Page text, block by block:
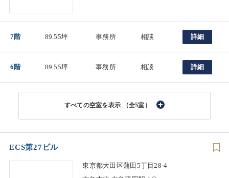
7階 89.55坪 事務所 相談 詳細
6階 89.55坪 事務所 相談 詳細
（全5室）
ECS第27ビル
東京都大田区蒲田5丁目28-4